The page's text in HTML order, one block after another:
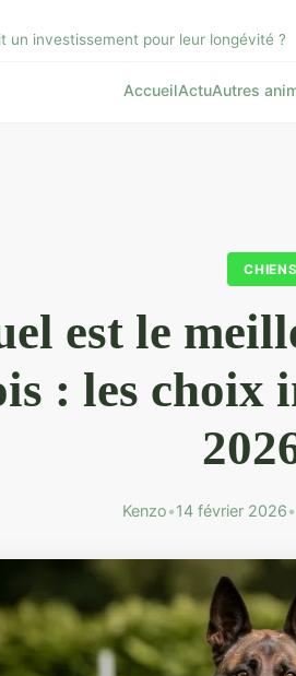
un investissement pour leur longévité ?
AccueilActuAutres
CHIENS
est le
: les choix
Kenzo•14 février 2026•